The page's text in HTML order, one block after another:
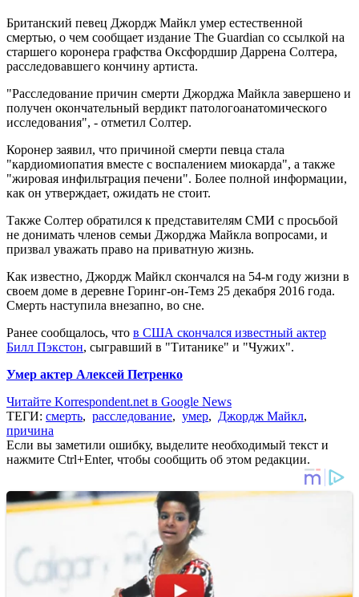
Британский певец Джордж Майкл умер естественной
смертью, о чем сообщает издание The Guardian со ссылкой на
старшего коронера графства Оксфордшир Даррена Солтера,
расследовавшего кончину артиста.
"Расследование причин смерти Джорджа Майкла завершено и
получен окончательный вердикт патологоанатомического
исследования", - отметил Солтер.
Коронер заявил, что причиной смерти певца стала
"кардиомиопатия вместе с воспалением миокарда", а также
"жировая инфильтрация печени". Более полной информации,
как он утверждает, ожидать не стоит.
Также Солтер обратился к представителям СМИ с просьбой
не донимать членов семьи Джорджа Майкла вопросами, и
призвал уважать право на приватную жизнь.
Как известно, Джордж Майкл скончался на 54-м году жизни в
своем доме в деревне Горинг-он-Темз 25 декабря 2016 года.
Смерть наступила внезапно, во сне.
Ранее сообщалось, что в США скончался известный актер
Билл Пэкстон, сыгравший в "Титанике" и "Чужих".
Умер актер Алексей Петренко
Читайте Korrespondent.net в Google News
ТЕГИ: смерть, расследование, умер, Джордж Майкл,
причина
Если вы заметили ошибку, выделите необходимый текст и
нажмите Ctrl+Enter, чтобы сообщить об этом редакции.